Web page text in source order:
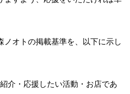
ノオトの掲載基準を、以下に示し
介・応援したい活動・お店であ